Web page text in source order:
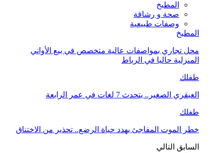
المطبخ
صحة و رشاقة
وصفات طبيعية
المطبخ
محل تجاري بمواصفات عالية متخصص في بيع الأواني
المنزلية حاليا في الرباط
طفلك
العبقري الصغير.. يتحدث 7 لغات في عمر الرابعة
طفلك
خطر الموت المفاجئ يهدد حياة الرضع.. تحذير من الاختناق
السابق التالي